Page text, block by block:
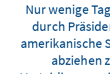
Nur wenige
durch
amerikanische
abziehen